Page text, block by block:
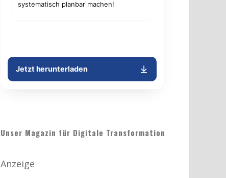
Unser Magazin für Digitale Transformation
Anzeige